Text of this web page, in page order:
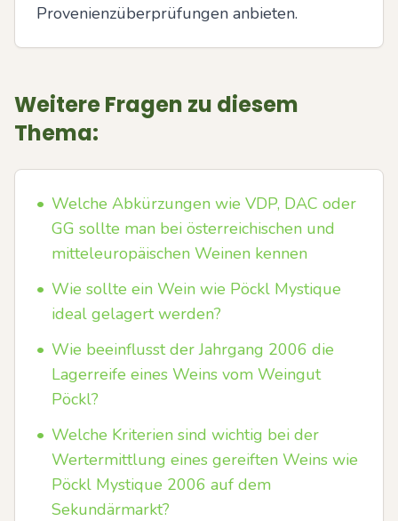
Provenienzüberprüfungen anbieten.
Weitere Fragen zu diesem
Thema:
• Welche Abkürzungen wie VDP, DAC oder
GG sollte man bei österreichischen und
mitteleuropäischen Weinen kennen
• Wie sollte ein Wein wie Pöckl Mystique
ideal gelagert werden?
• Wie beeinflusst der Jahrgang 2006 die
Lagerreife eines Weins vom Weingut
Pöckl?
• Welche Kriterien sind wichtig bei der
Wertermittlung eines gereiften Weins wie
Pöckl Mystique 2006 auf dem
Sekundärmarkt?